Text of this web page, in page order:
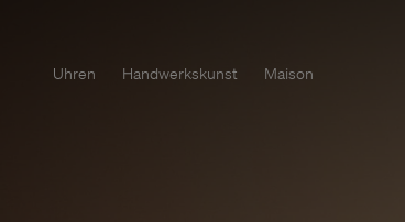
Uhren Handwerkskunst Maison